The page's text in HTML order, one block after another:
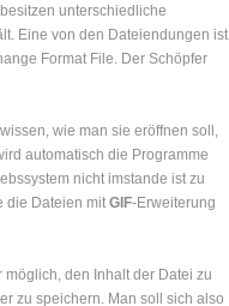
unterschiedliche
Eine von den Dateiendungen ist
Format File. Der Schöpfer
wie man sie eröffnen soll,
automatisch die Programme
nicht imstande ist zu
die Dateien mit GIF-Erweiterung
den Inhalt der Datei zu
zu speichern. Man soll sich also